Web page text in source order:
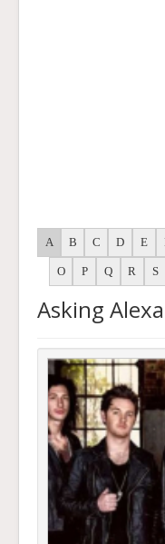
A B C D E
O P Q R S
Asking